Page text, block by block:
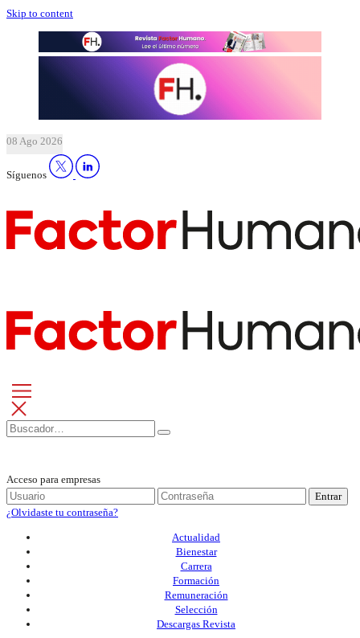
Skip to content
08 Ago 2026
Síguenos
Acceso para empresas
Entrar
¿Olvidaste tu contraseña?
Actualidad
Bienestar
Carrera
Formación
Remuneración
Selección
Descargas Revista